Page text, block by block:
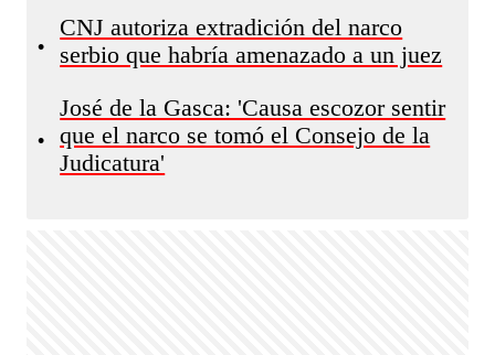
•
CNJ autoriza extradición del narco
serbio que habría amenazado a un juez
•
José de la Gasca: 'Causa escozor sentir
que el narco se tomó el Consejo de la
Judicatura'